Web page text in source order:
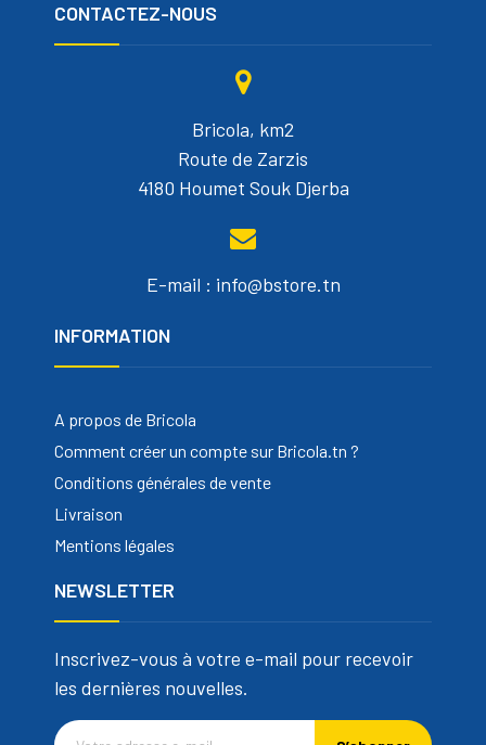
CONTACTEZ-NOUS
Bricola, km2
Route de Zarzis
4180 Houmet Souk Djerba
E-mail : info@bstore.tn
INFORMATION
A propos de Bricola
Comment créer un compte sur Bricola.tn ?
Conditions générales de vente
Livraison
Mentions légales
NEWSLETTER
Inscrivez-vous à votre e-mail pour recevoir
les dernières nouvelles.